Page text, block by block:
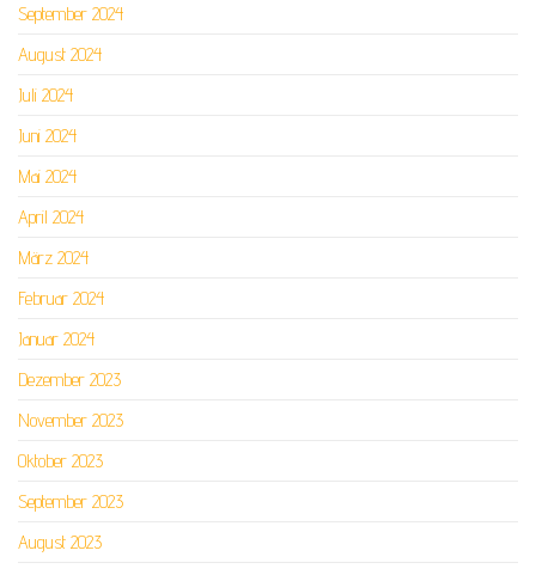
September 2024
August 2024
Juli 2024
Juni 2024
Mai 2024
April 2024
März 2024
Februar 2024
Januar 2024
Dezember 2023
November 2023
Oktober 2023
September 2023
August 2023